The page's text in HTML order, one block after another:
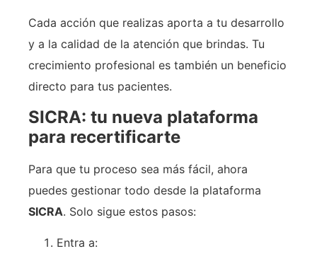
Cada acción que realizas aporta a tu desarrollo
y a la calidad de la atención que brindas. Tu
crecimiento profesional es también un beneficio
directo para tus pacientes.
SICRA: tu nueva plataforma
para recertificarte
Para que tu proceso sea más fácil, ahora
puedes gestionar todo desde la plataforma
SICRA. Solo sigue estos pasos:
Entra a: